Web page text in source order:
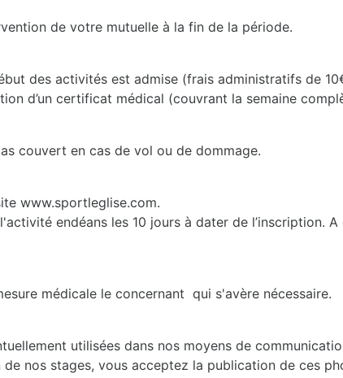
de votre mutuelle à la fin de la période.
des activités est admise (frais administratifs de
d’un certificat médical (couvrant la semaine
couvert en cas de vol ou de dommage.
www.sportleglise.com.
endéans les 10 jours à dater de l’inscription. A
médicale le concernant qui s'avère nécessaire.
utilisées dans nos moyens de
nos stages, vous acceptez la publication de ces